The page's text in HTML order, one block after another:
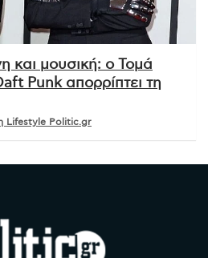
και μουσική: ο Τομά
Punk απορρίπτει τη
Lifestyle Politic.gr